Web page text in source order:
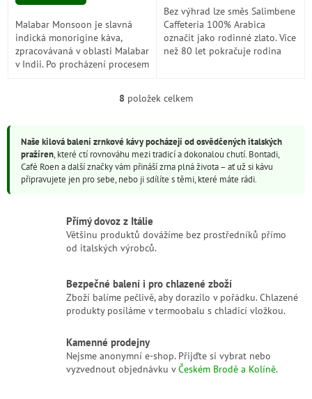
Malabar Monsoon je slavná
indická monorigine káva,
zpracovávaná v oblasti Malabar
v Indii. Po procházení procesem
Bez výhrad lze směs Salimbene
Caffeteria 100% Arabica
označit jako rodinné zlato. Více
než 80 let pokračuje rodina
O
á
d
a
c
v
k
ý
p
i
8 položek celkem
Naše kilová balení zrnkové kávy pocházejí od osvědčených italských
pražíren, které ctí rovnováhu mezi tradicí a dokonalou chutí. Bontadi,
Cafè Roen a další značky vám přináší zrna plná života – ať už si kávu
připravujete jen pro sebe, nebo ji sdílíte s těmi, které máte rádi.
Přímý dovoz z Itálie
Většinu produktů dovážíme bez prostředníků přímo
od italských výrobců.
Bezpečné balení i pro chlazené zboží
Zboží balíme pečlivě, aby dorazilo v pořádku. Chlazené
produkty posíláme v termoobalu s chladicí vložkou.
Kamenné prodejny
Nejsme anonymní e-shop. Přijďte si vybrat nebo
vyzvednout objednávku vČeském Brodě a Kolíně.